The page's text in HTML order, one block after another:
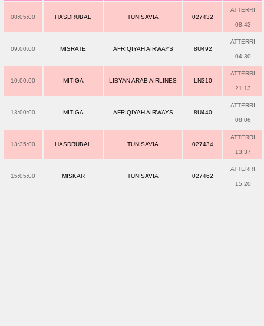
08:05:00 HASDRUBAL TUNISAVIA 027432
ATTERRI
08:43
09:00:00 MISRATE AFRIQIYAH AIRWAYS 8U492
ATTERRI
04:30
10:00:00 MITIGA LIBYAN ARAB AIRLINES LN310
ATTERRI
21:13
13:00:00 MITIGA AFRIQIYAH AIRWAYS 8U440
ATTERRI
08:06
13:35:00 HASDRUBAL TUNISAVIA 027434
ATTERRI
13:37
15:05:00 MISKAR TUNISAVIA 027462
ATTERRI
15:20